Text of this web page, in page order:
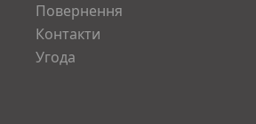
Повернення
Контакти
Угода